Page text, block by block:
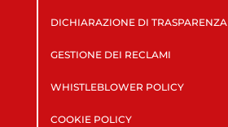
DICHIARAZIONE DI TRASPARENZA
GESTIONE DEI RECLAMI
WHISTLEBLOWER POLICY
COOKIE POLICY